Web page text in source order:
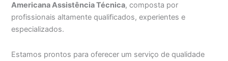
Americana Assistência Técnica, composta por
profissionais altamente qualificados, experientes e
especializados.
Estamos prontos para oferecer um serviço de qualidade